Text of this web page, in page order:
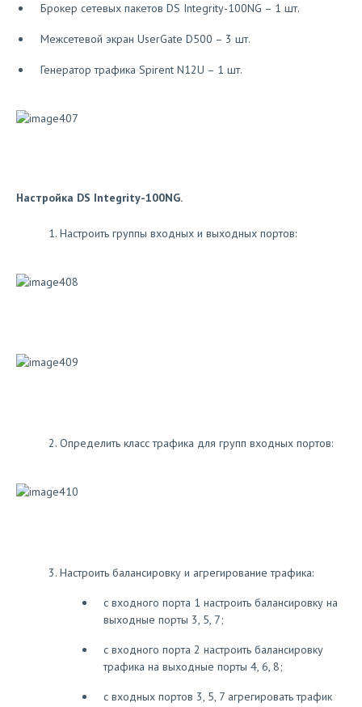
Брокер сетевых пакетов DS Integrity-100NG – 1 шт.
Межсетевой экран UserGate D500 – 3 шт.
Генератор трафика Spirent N12U – 1 шт.
Настройка DS Integrity-100NG.
Настроить группы входных и выходных портов:
Определить класс трафика для групп входных портов:
Настроить балансировку и агрегирование трафика:
с входного порта 1 настроить балансировку на
выходные порты 3, 5, 7;
с входного порта 2 настроить балансировку
трафика на выходные порты 4, 6, 8;
с входных портов 3, 5, 7 агрегировать трафик